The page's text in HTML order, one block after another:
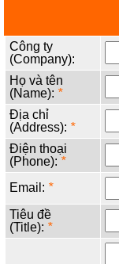
Công ty
(Company):
Họ và tên
(Name): *
Địa chỉ
(Address): *
Điện thoại
(Phone): *
Email: *
Tiêu đề
(Title): *